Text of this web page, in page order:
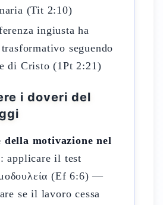
(Tit 2:10)
ingiusta ha
seguendo
di Cristo (1Pt 2:21)
i doveri del
della motivazione nel
: applicare il test
(Ef 6:6) —
se il lavoro cessa